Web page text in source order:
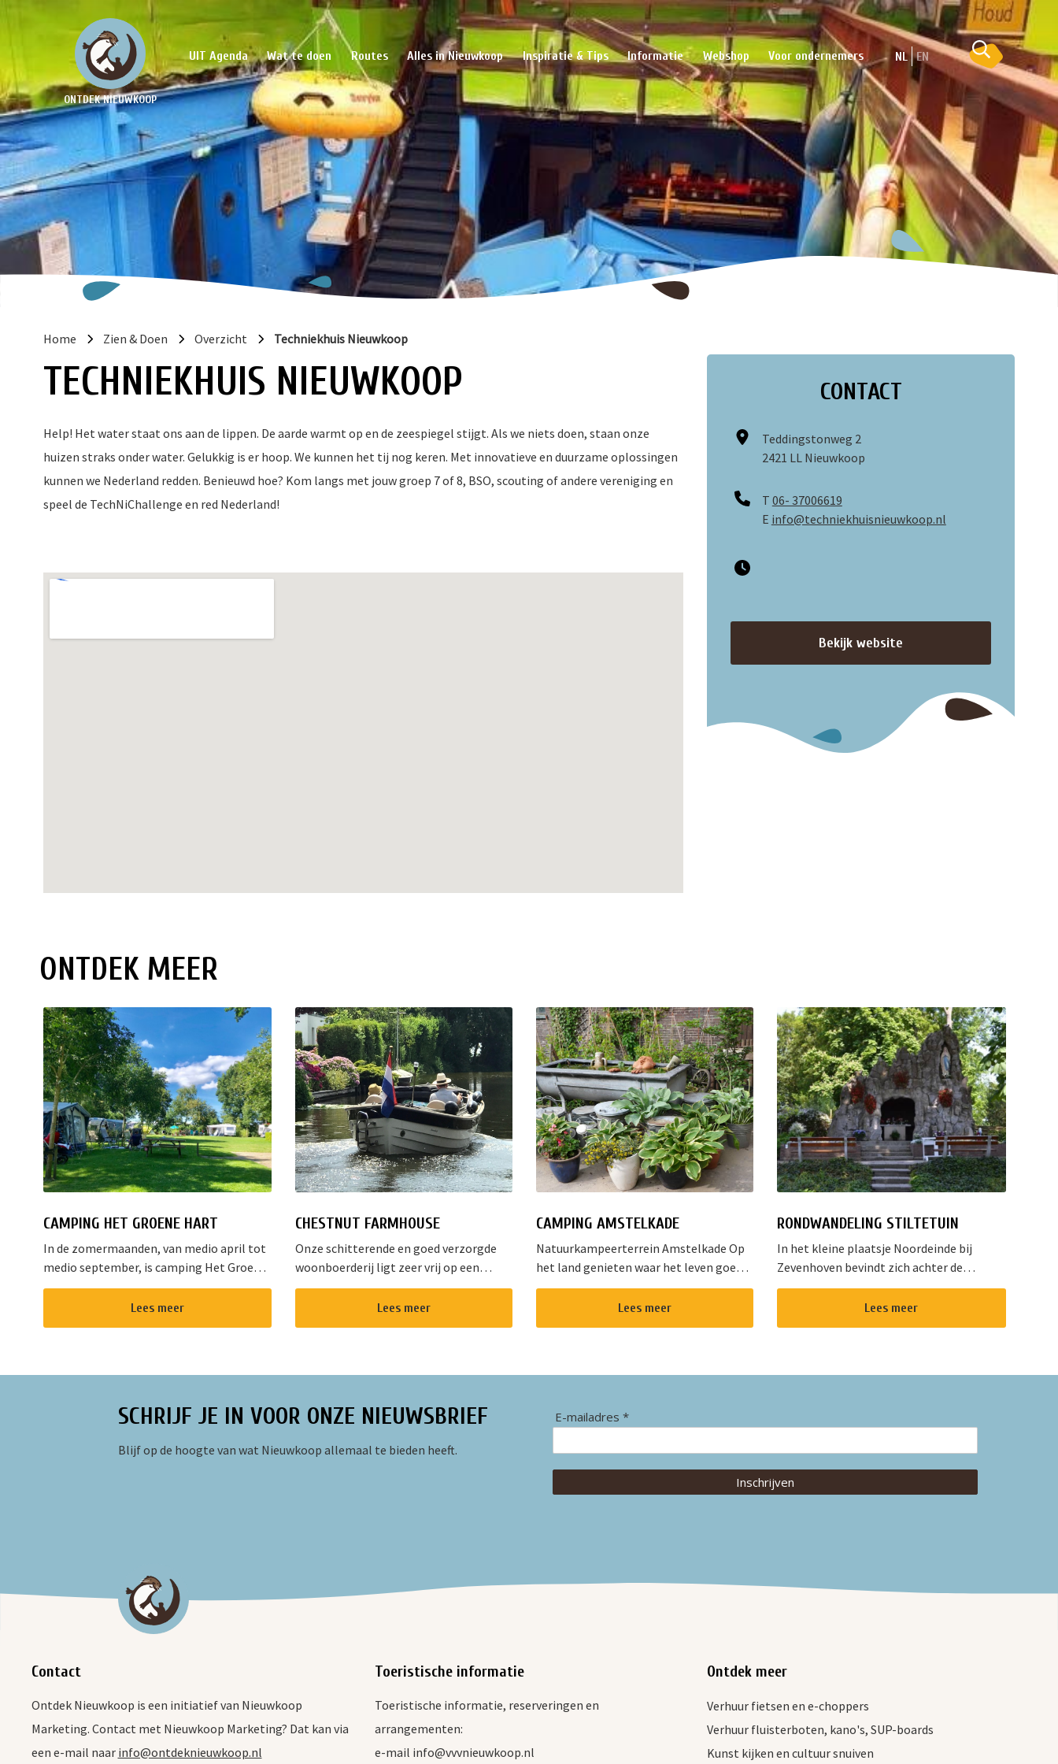
ONTDEK NIEUWKOOP
UIT Agenda Wat te doen Routes Alles in Nieuwkoop Inspiratie & Tips Informatie Webshop Voor ondernemers NL EN
Home Zien & Doen Overzicht Techniekhuis Nieuwkoop
TECHNIEKHUIS NIEUWKOOP
Help! Het water staat ons aan de lippen. De aarde warmt op en de zeespiegel stijgt. Als we niets doen, staan onze
huizen straks onder water. Gelukkig is er hoop. We kunnen het tij nog keren. Met innovatieve en duurzame oplossingen
kunnen we Nederland redden. Benieuwd hoe? Kom langs met jouw groep 7 of 8, BSO, scouting of andere vereniging en
speel de TechNiChallenge en red Nederland!
CONTACT
Teddingstonweg 2
2421 LL Nieuwkoop
T 06- 37006619
E info@techniekhuisnieuwkoop.nl
Bekijk website
ONTDEK MEER
CAMPING HET GROENE HART
In de zomermaanden, van medio april tot
medio september, is camping Het Groene
Hart één van de mooiste plekjes op het
landgoed van Ipse de Bruggen in
Nieuwveen. Het l...
Lees meer
CHESTNUT FARMHOUSE
Onze schitterende en goed verzorgde
woonboerderij ligt zeer vrij op een
groot stuk land aan het water in het
rustieke dorpje Aarlanderveen vlak bij de
Nieuwkoopse Plassen. Het complex
Lees meer
CAMPING AMSTELKADE
Natuurkampeerterrein Amstelkade Op
het land genieten waar het leven goed
is? Dat kan bij Natuurkampeerterrein
Amstelkade. Op onze natuurvriendelijke
camping met ruime,open plaatsen is
Lees meer
RONDWANDELING STILTETUIN
In het kleine plaatsje Noordeinde bij
Zevenhoven bevindt zich achter de
Johannes Geboorte kerk een lourdesgrot
in een stiltetuin. Deze grot is zes meter
hoog en opgetrokken uit ruwe rotsbl...
Lees meer
SCHRIJF JE IN VOOR ONZE NIEUWSBRIEF
Blijf op de hoogte van wat Nieuwkoop allemaal te bieden heeft.
E-mailadres *
Inschrijven
Contact
Ontdek Nieuwkoop is een initiatief van Nieuwkoop
Marketing. Contact met Nieuwkoop Marketing? Dat kan via
een e-mail naar info@ontdeknieuwkoop.nl
Toeristische informatie
Toeristische informatie, reserveringen en
arrangementen:
e-mail info@vvvnieuwkoop.nl
Ontdek meer
Verhuur fietsen en e-choppers
Verhuur fluisterboten, kano's, SUP-boards
Kunst kijken en cultuur snuiven